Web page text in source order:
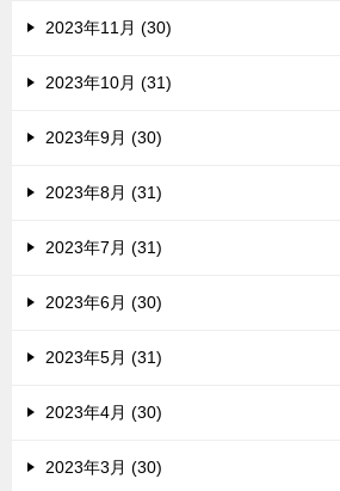
2023年11月 (30)
2023年10月 (31)
2023年9月 (30)
2023年8月 (31)
2023年7月 (31)
2023年6月 (30)
2023年5月 (31)
2023年4月 (30)
2023年3月 (30)